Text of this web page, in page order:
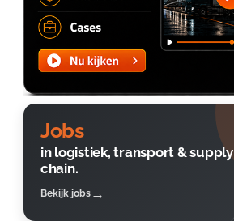
Jobs
in logistiek, transport & supply
chain.
Bekijk jobs